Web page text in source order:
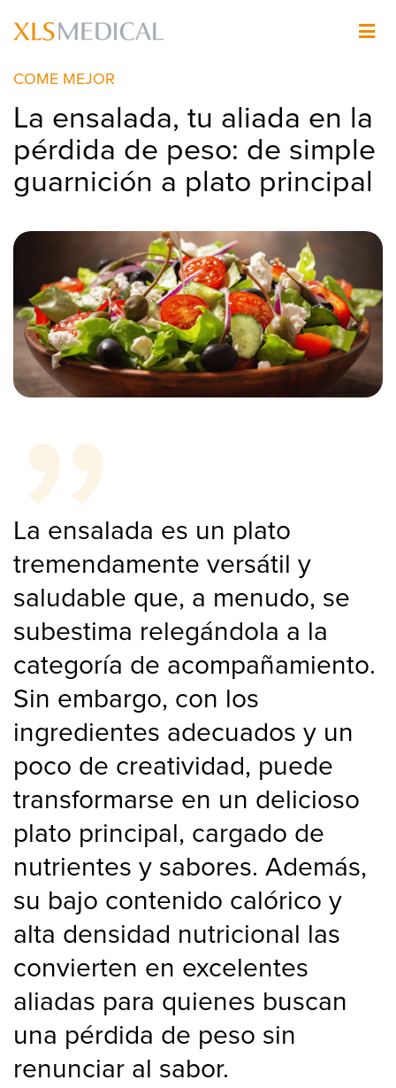
contenido
principal
Imagen
COME MEJOR
La ensalada, tu aliada en la
pérdida de peso: de simple
guarnición a plato principal
La ensalada es un plato
tremendamente versátil y
saludable que, a menudo, se
subestima relegándola a la
categoría de acompañamiento.
Sin embargo, con los
ingredientes adecuados y un
poco de creatividad, puede
transformarse en un delicioso
plato principal, cargado de
nutrientes y sabores. Además,
su bajo contenido calórico y
alta densidad nutricional las
convierten en excelentes
aliadas para quienes buscan
una pérdida de peso sin
renunciar al sabor.